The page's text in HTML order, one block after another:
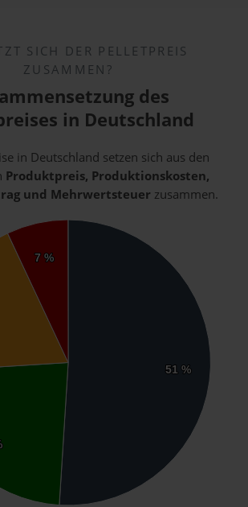
SICH DER PELLETPREIS
ZUSAMMEN?
des
in Deutschland
in Deutschland setzen sich aus den
Produktpreis, Produktionskosten,
und Mehrwertsteuer zusammen.
51 %
51 %
7 %
7 %